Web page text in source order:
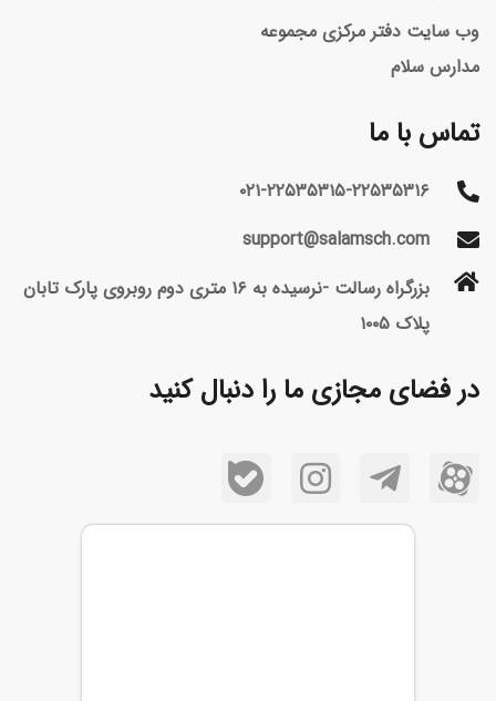
وب سایت دفتر مرکزی مجموعه
مدارس سلام
تماس با ما
۰۲۱-۲۲۵۳۵۳۱۵-۲۲۵۳۵۳۱۶
support@salamsch.com
بزرگراه رسالت -نرسیده به ۱۶ متری دوم روبروی پارک تابان
پلاک ۱۰۰۵
در فضای مجازی ما را دنبال کنید